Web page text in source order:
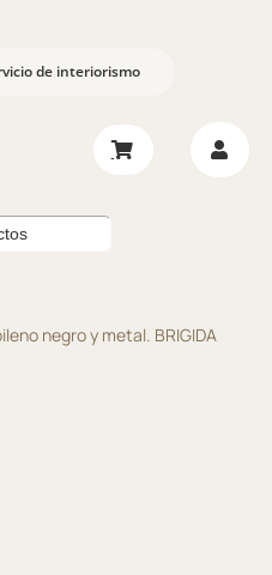
de interiorismo
negro y metal. BRIGIDA